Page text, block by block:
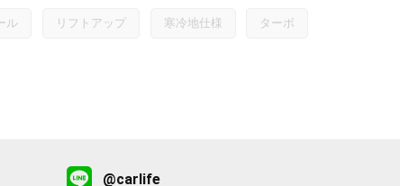
ル リフトアップ 寒冷地仕様 ターボ
@carlife